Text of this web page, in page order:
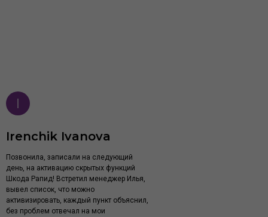
Позвонила, записали на следующий
день, на активацию скрытых функций
Шкода Рапид! Встретил менеджер Илья,
вывел список, что можно
активизировать, каждый пункт объяснил,
без проблем отвечал на мои
Irenchik Ivanova